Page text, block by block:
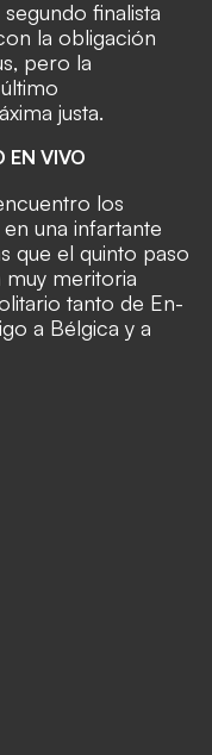
finalista
la obligación
pero la
justa.
EN VIVO
los
una infartante
que el quinto paso
muy meritoria
tanto de En-
a Bélgica y a